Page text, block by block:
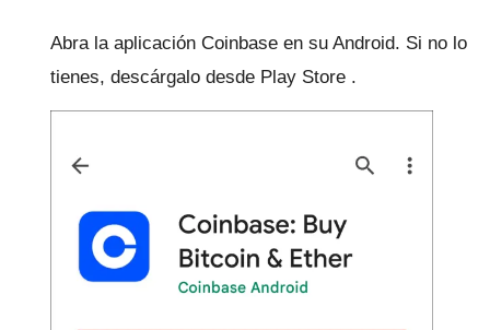
Abra la aplicación Coinbase en su Android. Si no lo
tienes, descárgalo desde Play Store .